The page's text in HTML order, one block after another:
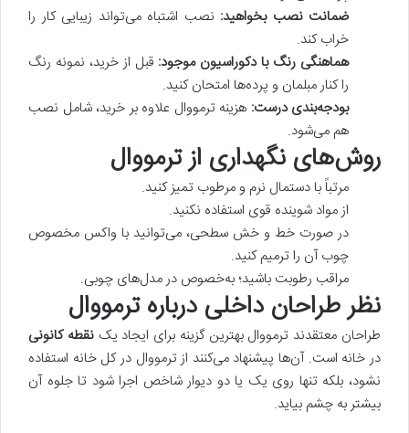
ضمانت نصب بخواهید: نصب اشتباه می‌تواند زیبایی کار را
خراب کند.
هماهنگی رنگ با دکوراسیون موجود: قبل از خرید، نمونه رنگ
را کنار مبلمان و پرده‌ها امتحان کنید.
بودجه‌بندی درست: هزینه ترمووال علاوه بر خرید، شامل نصب
هم می‌شود.
روش‌های نگهداری از ترمووال
مرتباً با دستمال نرم و مرطوب تمیز کنید.
از مواد شوینده قوی استفاده نکنید.
در صورت خط و خش سطحی، می‌توانید با واکس مخصوص
چوب آن را ترمیم کنید.
مراقب رطوبت باشید؛ به‌خصوص در مدل‌های چوبی.
نظر طراحان داخلی درباره ترمووال
طراحان معتقدند ترمووال بهترین گزینه برای ایجاد یکنقطه کانونی
در خانه است. آن‌ها پیشنهاد می‌کنند از ترمووال در کل خانه استفاده
نشود، بلکه تنها روی یک یا دو دیوار شاخص اجرا شود تا جلوه آن
بیشتر به چشم بیاید.